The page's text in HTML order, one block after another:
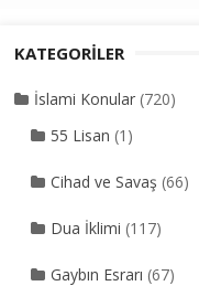
KATEGORILER
İslami Konular(720)
55 Lisan (1)
Cihad ve Savaş (66)
Dua İklimi (117)
Gaybın Esrarı (67)